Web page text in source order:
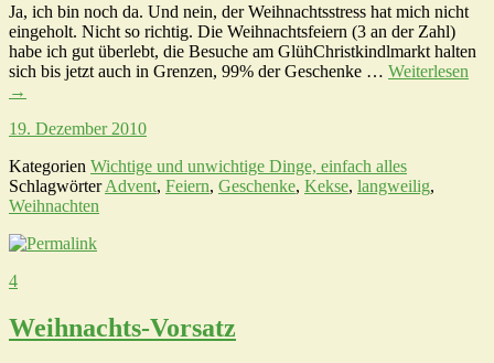
Ja, ich bin noch da. Und nein, der Weihnachtsstress hat mich nicht
eingeholt. Nicht so richtig. Die Weihnachtsfeiern (3 an der Zahl)
habe ich gut überlebt, die Besuche am GlühChristkindlmarkt halten
sich bis jetzt auch in Grenzen, 99% der Geschenke … Weiterlesen
→
19. Dezember 2010
Kategorien Wichtige und unwichtige Dinge, einfach alles
SchlagwörterAdvent, Feiern, Geschenke, Kekse, langweilig,
Weihnachten
4
Weihnachts-Vorsatz